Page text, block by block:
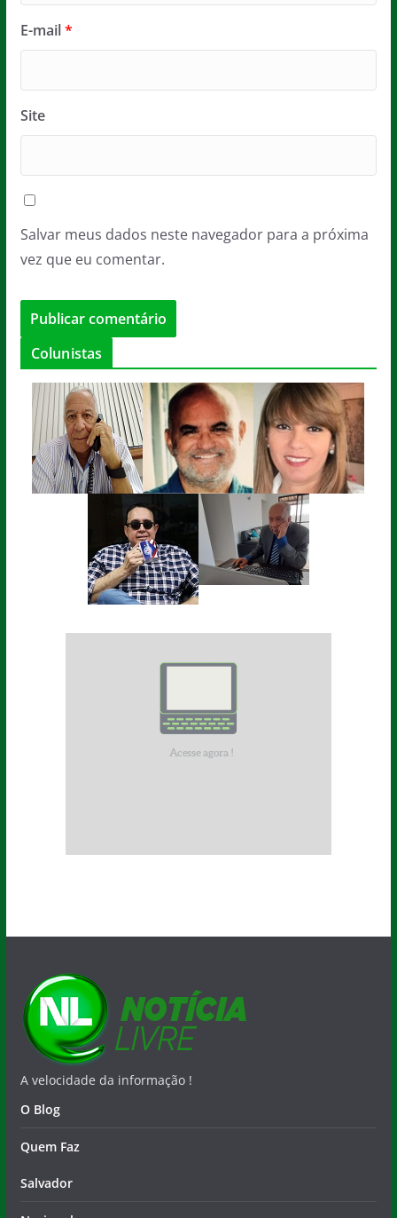
E-mail*
Site
Salvar meus dados neste navegador para a próxima
vez que eu comentar.
Colunistas
A velocidade da informação !
O Blog
Quem Faz
Salvador